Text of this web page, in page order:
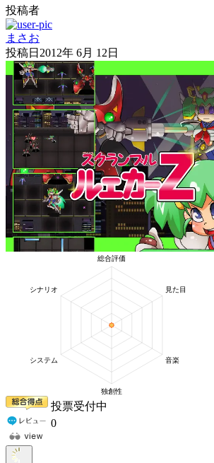
投稿者
まさお
投稿日 2012年 6月 12日
投票受付中
0